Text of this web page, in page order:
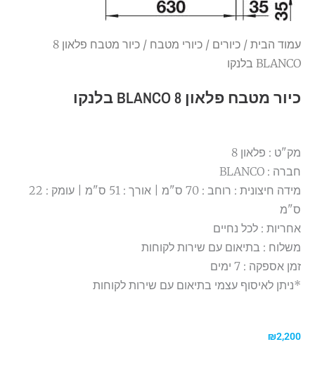
עמוד הבית / כיורים / כיורי מטבח
/ כיור מטבח פלאון 8
BLANCO בלנקו
כיור מטבח פלאון 8 BLANCO בלנקו
מק"ט : פלאון 8
חברה : BLANCO
מידה חיצונית : רוחב : 70 ס"מ | אורך : 51 ס"מ | עומק : 22
ס"מ
אחריות : לכל נחיים
משלוח : בתיאום עם שירות לקוחות
זמן אספקה : 7 ימים
*ניתן לאיסוף עצמי בתיאום עם שירות לקוחות
₪2,200